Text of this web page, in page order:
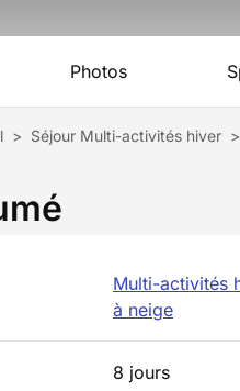
Photos
> Séjour Multi-activités hiver >
Multi-activités
à neige
8 jours